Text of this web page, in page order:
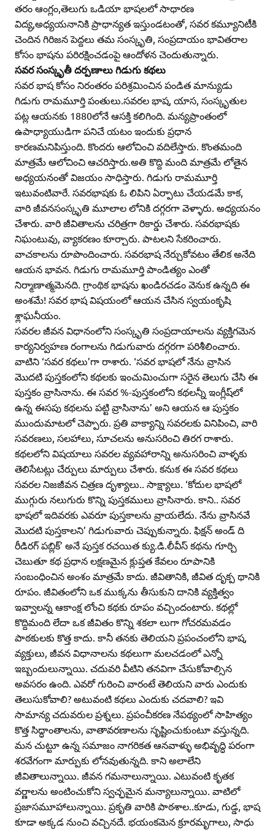
తరం ఆంగ్లం,తెలుగు ఒడియా భాషలలో సాధారణ
విద్య,అధ్యయనానికి ప్రాధాన్యత ఇస్తుండటంతో, సవర కమ్యూనిటీకి
చెందిన గిరిజన పెద్దలు తమ సంస్కృతి, సంప్రదాయం భావితరాల
కోసం భాషను పరిరక్షించడంపై ఆందోళన చెందుతున్నారు.
సవర సంస్కృతీ దర్పణాలు గిడుగు కథలు
సవర భాష కోసం నిరంతరం పరిశ్రమించిన పండిత మాన్యుడు
గిడుగు రామమూర్తి పంతులు.సవరల భాష, యాస, సంస్కృతుల
పట్ల ఆయనకు 1880లోనే ఆసక్తి కలిగింది. మన్యప్రాంతంలో
ఉపాధ్యాయుడిగా పనిచే యటం ఇందుకు ప్రధాన
కారణమనిపిస్తుంది. కొందరు ఆలోచించి వదిలేస్తారు. కొంతమంది
మాత్రమే ఆలోచించి ఆచరిస్తారు.అతి కొద్ది మంది మాత్రమే లోతైన
అధ్యయనంతో విజయం సాధిస్తారు. గిడుగు రామమూర్తి
ఇటువంటివారే. సవరభాషకు ఓ లిపిని ఏర్పాటు చేయడమే కాక,
వారి జీవనసంస్కృతి మూలాల లోనికి దగ్గరగా వెళ్ళారు. అధ్యయనం
చేశారు. వారి జీవితాలను చరిత్రగా రికార్డు చేశారు. సవరభాషకు
నిఘంటువు, వ్యాకరణం కూర్చారు. పాటలని సేకరించారు.
వాచకాలను రూపొందించారు. సవరభాష నేర్చుకోవటం తేలిక అనేది
ఆయన భావన. గిడుగు రామమూర్తి పాండిత్యం ఎంతో
నిర్మాణాత్మమెనది. గ్రాంథిక భాషను ఖండిరచడం వెనుక ఉన్నది ఈ
అంశమే! సవర భాష విషయంలో ఆయన చేసిన స్వయంకృషి
శ్లాఘనీయం.
సవరల జీవన విధానంలోని సంస్కృతి సంప్రదాయాలను వ్యక్తిగమెన
కార్యనిర్వహణ రంగాలను గిడుగువారు దగ్గరగా పరిశీలించారు.
వాటిని ‘సవర కథలు’గా రాశారు. ‘సవర భాషలో నేను వ్రాసిన
మొదటి పుస్తకంలోని కథలకు ఇంచుమించుగా సరైన తెలుగు చేసి ఈ
పుస్తకం వ్రాసినాను. ఈ సవర %-పుస్తకంలోని కథలన్నీ ఇంగ్లీష్‌లో
ఉన్న ఈసపు కథలను పట్టి వ్రాసినాను’ అని ఆయన ఆ పుస్తకం
ముందుమాటలో చెప్పారు. ప్రతి వాక్యాన్ని సవరలకు వినిపించి, వారి
సవరణలు, సలహాలు, సూచలను అనుసరించి తిరగ రాశారు.
కథలలోని విషయాలు సవరల వ్యవహారాన్ని అనుసరించి వాళ్ళకు
తెలిసేటట్లు చేర్పులు మార్పులు చేశారు. కనుక ఈ సవర కథలు
సవరల నిజజీవన చిత్రణ దృశ్యాలు.. సాక్ష్యాలు. ‘కోదుల భాషలో
ముగ్గురు నలుగురు కొన్ని పుస్తకములు వ్రాసినారు. కాని.. సవర
భాషలో ఇదివరకు ఎవరూ పుస్తకాలను వ్రాయలేదు. నేను వ్రాసినవే
మొదటి పుస్తకాలని’ గిడుగువారు చెప్పుకున్నారు. ఫిక్షన్‌ అండ్‌ ది
రీడిరగ్‌ పబ్లిక్‌’ అనే పుస్తక రచయిత క్యు.డి.లీవీస్‌ కథను గూర్చి
చెబుతూ కథ ప్రధాన లక్షణమైన క్లుప్తత కేవలం రూపానికి
సంబంధించిన అంశం మాత్రమే కాదు. జీవితానికి, జీవిత దృక్ప థానికి
రూపం. జీవితంలోని ఒక ముక్కను తీసుకుని దానికి వ్యక్తిత్వం
ఇవ్వాలన్న ఆకాంక్ష లోంచి కథకు రూపం వచ్చిందంటారు. కథల్లో
కొద్దిమంది లేదా ఒక జీవితం కొన్ని శకలా లుగా గోచరమవడం
పాఠకులకు కొత్త కాదు. కానీ తనకు తెలియని ప్రపంచంలోని భాష,
వ్యక్తులు, జీవన విధానాలను కథలుగా మలచడంలో ఎన్నో
ఇబ్బందులున్నాయి. చదువరి వీటిని తనవిగా చేసుకోవాల్సిన
అవసరం ఉంది. ఎవరో గురించి వారంటే తెలియని వారు ఎందుకు
తెలుసుకోవాలి? అటువంటి కథలు ఎందుకు చదవాలి? ఇవి
సామాన్య చదువరుల ప్రశ్నలు. ప్రపంచీకరణ నేపథ్యంలో సాహిత్యం
కొత్త సిద్ధాంతాలను, వాతావరణాలను సృష్టించుకుంటూ వస్తున్నది.
మన చుట్టూ ఉన్న సమాజం నాగరికత ఆనవాళ్ళు అభివృద్ధి పరంగా
శరవేగంగా మార్పుకు లోనవుతున్నది. కాని అలాలేని
జీవితాలున్నాయి. జీవన గమనాలున్నాయి. ఎటువంటి కృతక
వర్ణాలను అంటించుకోని స్వచ్ఛమైన మన్యాలున్నాయి. వాటిలో
ప్రజాసమూహాలున్నాయి. ప్రకృతి వారికి పాఠశాల..కూడు, గుడ్డ, భాష
కూడా అక్కడ నుంచి వచ్చినదే. భయంకమెన క్రూరమృగాలు, సాధు